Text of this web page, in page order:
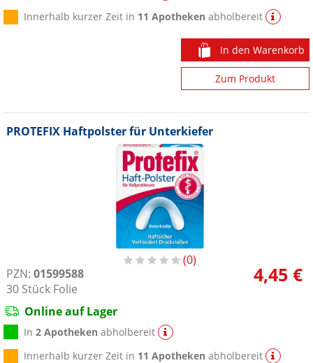
Innerhalb kurzer Zeit in 11 Apotheken abholbereit
In den Warenkorb
Zum Produkt
PROTEFIX Haftpolster für Unterkiefer
0
PZN: 01599588
30 Stück Folie
4,45 €
Online auf Lager
In2 Apotheken abholbereit
Innerhalb kurzer Zeit in 11 Apotheken abholbereit